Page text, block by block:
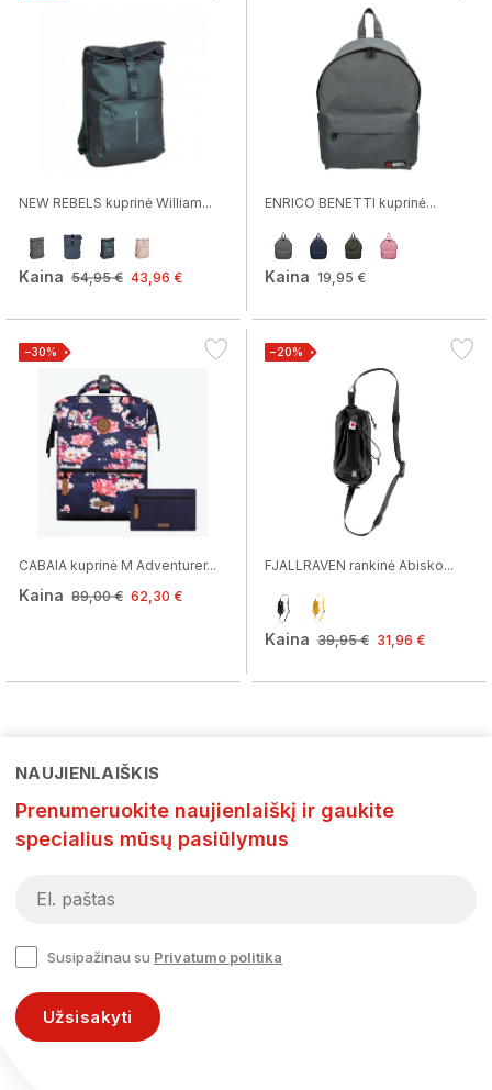
NEW REBELS kuprinė William...
Kaina 54,95 € 43,96 €
ENRICO BENETTI kuprinė...
Kaina 19,95 €
−30%
CABAIA kuprinė M Adventurer...
Kaina 89,00 € 62,30 €
−20%
FJALLRAVEN rankinė Abisko...
Kaina 39,95 € 31,96 €
NAUJIENLAIŠKIS
Prenumeruokite naujienlaiškį ir gaukite
specialius mūsų pasiūlymus
Susipažinau su Privatumo politika
Užsisakyti